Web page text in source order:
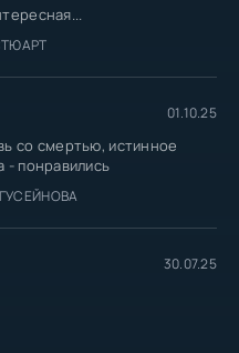
01.10.25
со смертью, истинное
- понравились
30.07.25